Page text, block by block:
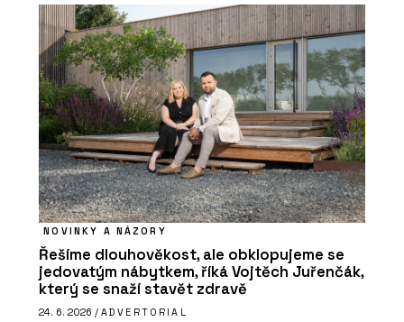
NOVINKY A NÁZORY
Řešíme dlouhověkost, ale obklopujeme se
jedovatým nábytkem, říká Vojtěch Juřenčák,
který se snaží stavět zdravě
24. 6. 2026 / ADVERTORIAL